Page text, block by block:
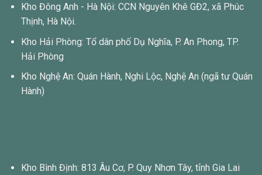
Kho Đông Anh - Hà Nội: CCN Nguyên Khê GĐ2, xã Phúc
Thịnh, Hà Nội.
Kho Hải Phòng: Tổ dân phố Dụ Nghĩa, P. An Phong, TP.
Hải Phòng
Kho Nghệ An: Quán Hành, Nghi Lộc, Nghệ An (ngã tư Quán
Hành)
Kho Bình Định: 813 Âu Cơ, P. Quy Nhơn Tây, tỉnh Gia Lai